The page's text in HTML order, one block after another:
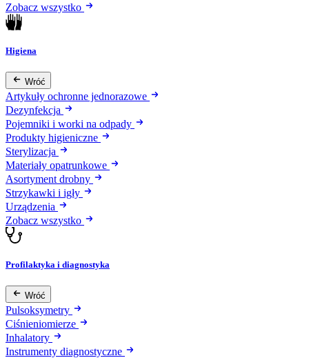
Zobacz wszystko
Higiena
Wróć
Artykuły ochronne jednorazowe
Dezynfekcja
Pojemniki i worki na odpady
Produkty higieniczne
Sterylizacja
Materiały opatrunkowe
Asortyment drobny
Strzykawki i igły
Urządzenia
Zobacz wszystko
Profilaktyka i diagnostyka
Wróć
Pulsoksymetry
Ciśnieniomierze
Inhalatory
Instrumenty diagnostyczne